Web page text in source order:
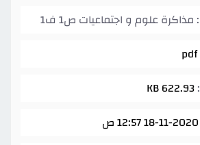
علوم و اجتماعيات ص1 ف1
pdf
622.93 KB
18-11-2020 12:57 ص